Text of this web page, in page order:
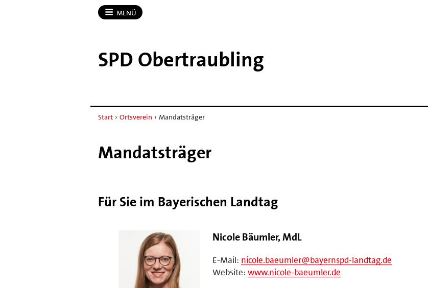
MENÜ
SPD Obertraubling
Start › Ortsverein › Mandatsträger
Mandatsträger
Für Sie im Bayerischen Landtag
Nicole Bäumler, MdL
E-Mail: nicole.baeumler@bayernspd-landtag.de
Website: www.nicole-baeumler.de